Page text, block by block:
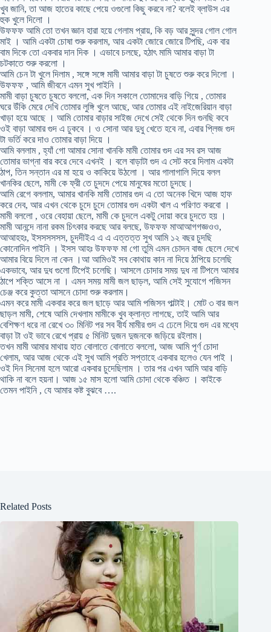
খুব জানি, তা আজ হাতের কাছে পেয়ে ওগুলো কিছু করবে না? বলেই ব্লাউস এর
হুক খুলে দিলো ।
উফফফ আমি তো তখন জ্ঞান হারা হয়ে গেলাম প্রায়, কি বড় আর সুন্দর গোল গোল
মাই । আমি একটা চোষা শুরু করলাম, আর একটা জোরে জোরে টিপছি, এক বার
বাম দিকে তো একবার দান দিক । এভাবে চলছে, হঠাৎ মামি আমার বাড়া টা
চটকাতে শুরু করলো ।
আমি চেন টা খুলে দিলাম , সঙ্গে সঙ্গে মামী আমার বাড়া টা চুষতে শুরু করে দিলো ।
উফফফ , আমি জীবনে এমন সুখ পাইনি ।
মামী বাড়া চুষতে চুষতে বললো, এক দিন সকালে তোমাদের বাড়ি গিয়ে , তোমার
ঘরে উঁকি মেরে দেখি তোমার লুঙ্গি খুলে আছে, আর তোমার এই নাইজেরিয়ান বাড়া
খাড়া হয়ে আছে । আমি তোমার বাড়ার সাইজ দেখে সেই থেকে দিন গুনছি কবে
ওই বাড়া আমার গুদ এ ঢুকবে । ও সোনা আর দুধু খেতে হবে না, এবার প্লিজ গুদ
টা ভর্তি করে দাও তোমার বাড়া দিয়ে ।
আমি বললাম , হ্যাঁ গো আমার সোনা খানকি মামী তোমার গুদ এর সব রস আজ
তোমার ভাগ্না বার করে দেবে এখনই । বলে বাড়াটা গুদ এ সেট করে দিলাম একটা
ঠাপ, তিন সন্তান এর মা হয়ে ও কাকিয়ে উঠলো । আর গালাগালি দিয়ে বলল
খানকির ছেলে, মামী কে ফ্রী তে চুদদে পেয়ে মানুষের মতো চুদছে।
আমি রেগে বললাম, আমার খানকি মামী তোমার গুদ এ তো অনেক খিদে আজ হাফ
করে দেব, আর এখন থেকে চুদে চুদে তোমার গুদ একটা খাল এ পরিণত করবো ।
মামী বললো , ওরে বেহায়া ছেলে, মামী কে চুদলে একটু দোয়া করে চুদতে হয় ।
মামী আনন্দে নানা রকম চিৎকার করছে আর বলছে, উফফফ মাআআগগজ্ঞওও,
আআহহঃ, ইসসসসসস, চুদদীইএ এ এ এত্তত্ত সুখ আমি ১২ বছর চুদছি
কোনোদিন পাইনি । ইসস আহঃ উফফফ মা গো তুমি এমন চোদন বাজ ছেলে দেখে
আমার বিয়ে দিলে না কেন ।আ আমিওই সব কোথায় কান না দিয়ে ঠাপিয়ে চলেছি
একভাবে, আর দুধ গুলো টিপেই চলেছি। আসলে চোদার সময় দুধ না টিপলে আমার
ঠাপে শক্তি আসে না । এমন সময় মামী জল ছাড়ল, আমি সেই সুযোগে পজিসন
চেঞ্জ করে কুত্তা আসনে চোদা শুরু করলাম।
এমন করে মামী একবার করে জল ছাড়ে আর আমি পজিসন পাল্টাই। মোট ৩ বার জল
ছাড়ল মামী, শেষে আমি দেখলাম মামীকে খুব ক্লান্ত লাগছে, তাই আমি আর
বেশিক্ষণ ধরে না রেখে ৩০ মিনিট পর সব বীর্য মামীর গুদ এ ঢেলে দিয়ে গুদ এর মধ্যে
বাড়া টা ওই ভাবে রেখে প্রায় ৫ মিনিট দুজন দুজনকে জড়িয়ে রইলাম।
তখন মামী আমার মাথায় হাত বোলাতে বোলাতে বললো, আজ আমি পূর্ণ চোদা
খেলাম, আর আজ থেকে এই সুখ আমি প্রতি সপ্তাহে একবার হলেও যেন পাই ।
ওই দিন সিনেমা হলে আরো একবার চুদেছিলাম । তার পর এখন আমি আর বাড়ি
থাকি না বলে হয়না। আজ ১৫ মাস হলো আমি চোদা থেকে বঞ্চিত । কাইকে
তেমন পাইনি , যে আমার কষ্ট বুঝবে ….
Related Posts